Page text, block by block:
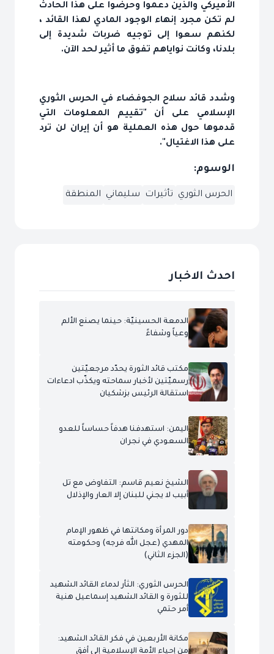
الأميركي والذين دعموا وحرضوا على هذا الحادث
لم تكن مجرد إنهاء الوجود المادي لهذا القائد ،
لكنهم سعوا إلى توجيه ضربات شديدة إلى
بلدنا، وكانت نواياهم تفوق ما أثير لحد الآن.
وشدد قائد سلاح الجوفضاء في الحرس الثوري
الإسلامي على أن "تقييم المعلومات التي
قدموها حول هذه العملية هو أن إيران لن ترد
على هذا الاغتيال".
الوسوم:
الحرس الثوري تأثيرات سليماني المنطقة
احدث الاخبار
الدمعة الحسينيّة: حينما يصنع الألم
وعياً وشفاءً
مكتب قائد الثورة يحدّد مرجعيّتين
رسميّتين لأخبار سماحته ويكذّب ادعاءات
استقالة الرئيس بزشكيان
اليمن: استهدفنا هدفاً حساساً للعدو
السعودي في نجران
الشيخ نعيم قاسم: التفاوض مع تل
أبيب لا يجني للبنان إلا العار والإذلال
دور المرأة ومكانتها في ظهور الإمام
المهدي (عجل الله فرجه) وحكومته
(الجزء الثاني)
الحرس الثوري: الثأر لدماء القائد الشهيد
للثورة و القائد الشهيد إسماعيل هنية
أمر حتمي
مكانة الأربعين في فكر القائد الشهيد:
من إحياء الأمة الإسلامية إلى أفق